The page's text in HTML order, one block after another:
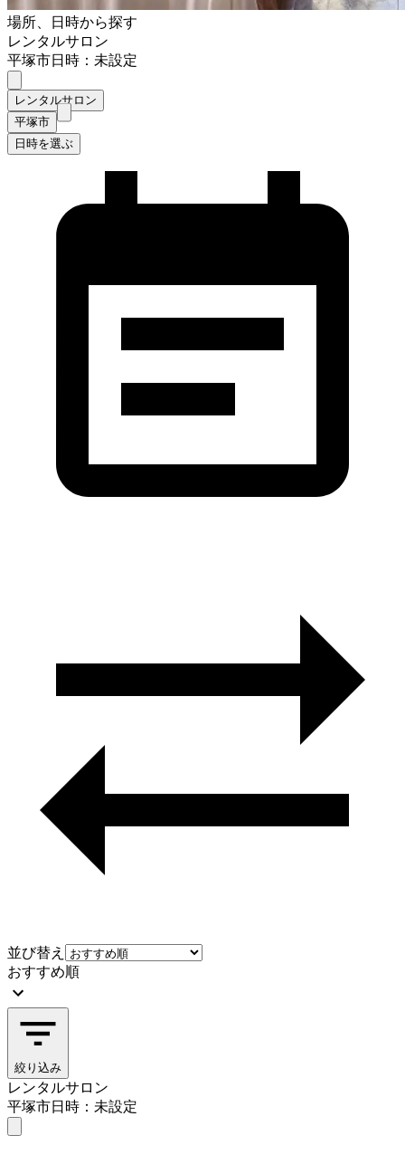
場所、日時から探す
レンタルサロン
平塚市日時：未設定
レンタルサロン
平塚市
日時を選ぶ
並び替え
おすすめ順
絞り込み
レンタルサロン
平塚市日時：未設定